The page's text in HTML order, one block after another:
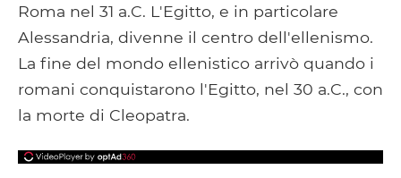
Roma nel 31 a.C. L'Egitto, e in particolare
Alessandria, divenne il centro dell'ellenismo.
La fine del mondo ellenistico arrivò quando i
romani conquistarono l'Egitto, nel 30 a.C., con
la morte di Cleopatra.